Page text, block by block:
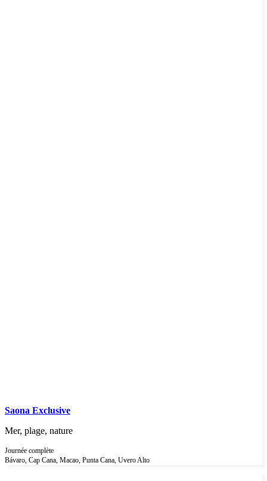
Saona Exclusive
Mer, plage, nature
Journée complète
Bávaro, Cap Cana, Macao, Punta Cana, Uvero Alto